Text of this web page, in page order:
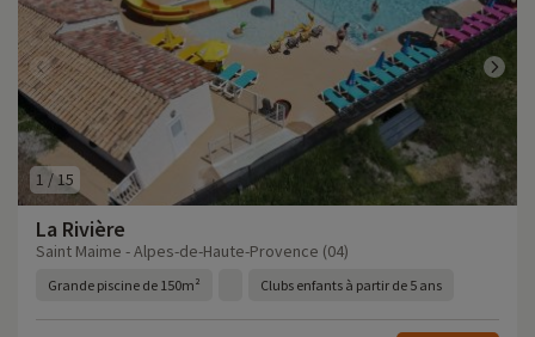
1 /15
La Rivière
Saint Maime - Alpes-de-Haute-Provence (04)
Grande piscine de 150m² Clubs enfants à partir de 5 ans